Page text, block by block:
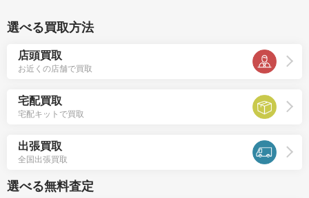
選べる買取方法
店頭買取
お近くの店舗で買取
宅配買取
宅配キットで買取
出張買取
全国出張買取
選べる無料査定